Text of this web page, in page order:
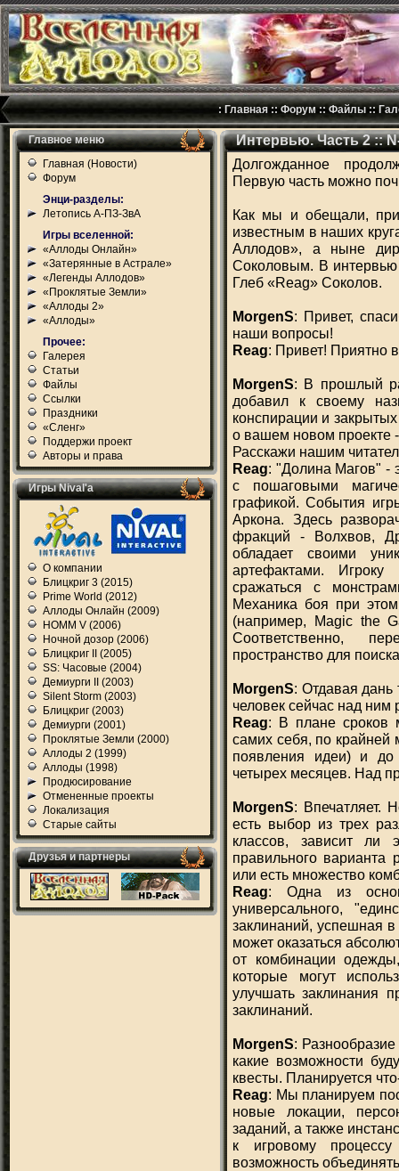
: Главная ::Форум ::Файлы ::
Главное меню
Главная (Новости)
Форум
Энци-разделы:
Летопись А-ПЗ-ЗвА
Игры вселенной:
«Аллоды Онлайн»
«Затерянные в Астрале»
«Легенды Аллодов»
«Проклятые Земли»
«Аллоды 2»
«Аллоды»
Прочее:
Галерея
Статьи
Файлы
Ссылки
Праздники
«Сленг»
Поддержи проект
Авторы и права
Игры Nival'а
О компании
Блицкриг 3 (2015)
Prime World (2012)
Аллоды Онлайн (2009)
HOMM V (2006)
Ночной дозор (2006)
Блицкриг II (2005)
SS: Часовые (2004)
Демиурги II (2003)
Silent Storm (2003)
Блицкриг (2003)
Демиурги (2001)
Проклятые Земли (2000)
Аллоды 2 (1999)
Аллоды (1998)
Продюсирование
Отмененные проекты
Локализация
Старые сайты
Друзья и партнеры
Интервью. Часть 2 ::
Долгожданное
Первую часть можно
Как мы и обещали,
известным в наших
Аллодов», а ныне
Соколовым. В
Глеб «Reag» Соколов.
MorgenS: Привет,
наши вопросы!
Reag: Привет! Приятно
MorgenS: В прошлый
добавил к своему
конспирации и
о вашем новом проекте
Расскажи нашим
Reag: "Долина Магов" -
с пошаговыми
графикой. События
Аркона. Здесь
фракций - Волхвов,
обладает своими
артефактами.
сражаться с
Механика боя при
(например, Magic the
Соответственно,
пространство для
MorgenS: Отдавая дань
человек сейчас над ним
Reag: В плане сроков
самих себя, по крайней
появления идеи) и до
четырех месяцев. Над
MorgenS: Впечатляет.
есть выбор из трех
классов, зависит ли
правильного варианта
или есть множество
Reag: Одна из
универсального,
заклинаний, успешная
может оказаться
от комбинации
которые могут
улучшать заклинания
заклинаний.
MorgenS:
какие возможности
квесты. Планируется
Reag: Мы планируем
новые локации,
заданий, а также
к игровому
возможность